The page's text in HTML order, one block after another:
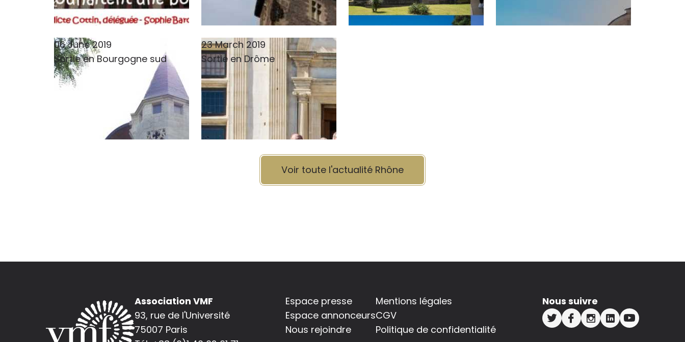
06 June 2019
Sortie en Bourgogne sud
23 March 2019
Sortie en Drôme
Voir toute l'actualité Rhône
Association VMF
93, rue de l'Université
75007 Paris
Espace presse
Espace annonceurs
Nous rejoindre
Mentions légales
CGV
Politique de confidentialité
Nous suivre